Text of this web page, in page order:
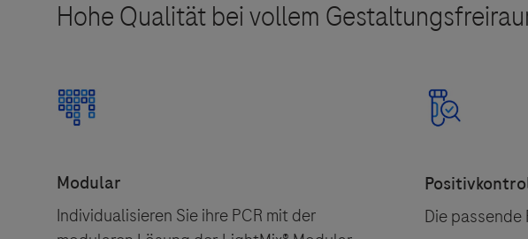
Individualisieren Sie ihre PCR mit der
Die